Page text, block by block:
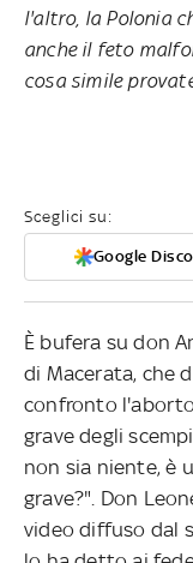
l'altro, la Polonia
anche il feto
cosa simile
Sceglici su:
Google
È bufera su don
di Macerata, che
confronto
grave degli
non sia niente, è
grave?". Don
video diffuso dal